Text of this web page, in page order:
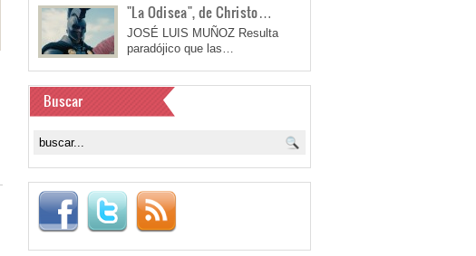
"La Odisea", de Christo…
JOSÉ LUIS MUÑOZ Resulta
paradójico que las…
Buscar